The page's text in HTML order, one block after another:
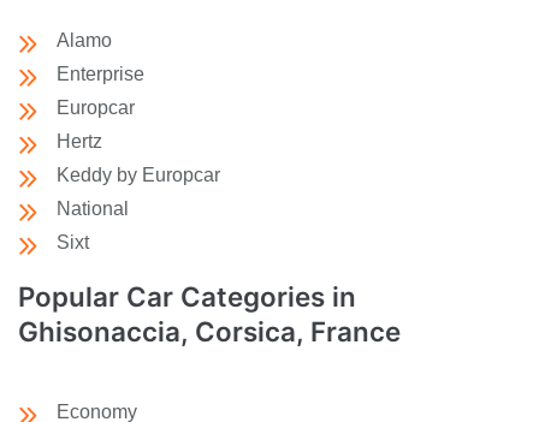
Alamo
Enterprise
Europcar
Hertz
Keddy by Europcar
National
Sixt
Popular Car Categories in
Ghisonaccia, Corsica, France
Economy